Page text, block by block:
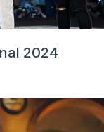
2024